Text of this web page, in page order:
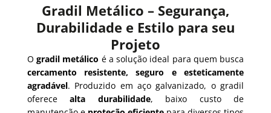
Gradil Metálico – Segurança,
Durabilidade e Estilo para seu
Projeto
Ogradil metálico é a solução ideal para quem busca
cercamento resistente, seguro e esteticamente
agradável. Produzido em aço galvanizado, o gradil
oferecealta durabilidade, baixo custo de